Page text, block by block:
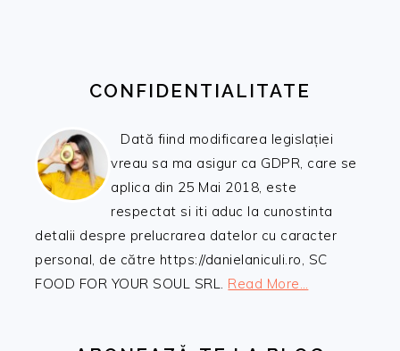
CONFIDENTIALITATE
Dată fiind modificarea legislației
vreau sa ma asigur ca GDPR, care se
aplica din 25 Mai 2018, este
respectat si iti aduc la cunostinta
detalii despre prelucrarea datelor cu caracter
personal, de către https://danielaniculi.ro, SC
FOOD FOR YOUR SOUL SRL. Read More…